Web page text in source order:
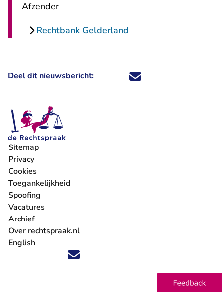
Afzender
Rechtbank Gelderland
Deel dit nieuwsbericht: Deel dit nieuwsbericht via X -
Deel dit nieuwsbericht via
Deel dit nieuwsbericht
Deel dit
Volg ons op X (Twitter) - U verlaat Rechtspraak.nl
Volg ons op Facebook - U verlaat Rechtspraak.nl
Volg ons op Instagram - U verlaat Rechtspraak.nl
Volg ons op Youtube - U verlaat Rechtspraak.nl
Volg ons op LinkedIn - U verlaat
'Blijf op de hoogte' nieuwsbrief - U verlaat
Sitemap
Privacy
Cookies
Toegankelijkheid
Spoofing
Vacatures
- U verlaat Rechtspraak.nl
Archief
Over rechtspraak.nl
English